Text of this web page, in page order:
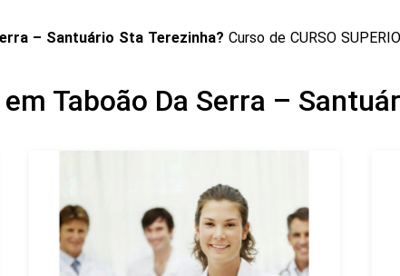
– Santuário Sta Terezinha? Curso de CURSO
Taboão Da Serra –